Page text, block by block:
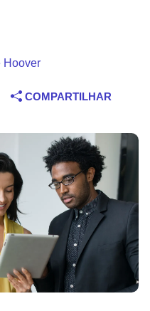
Hoover
COMPARTILHAR